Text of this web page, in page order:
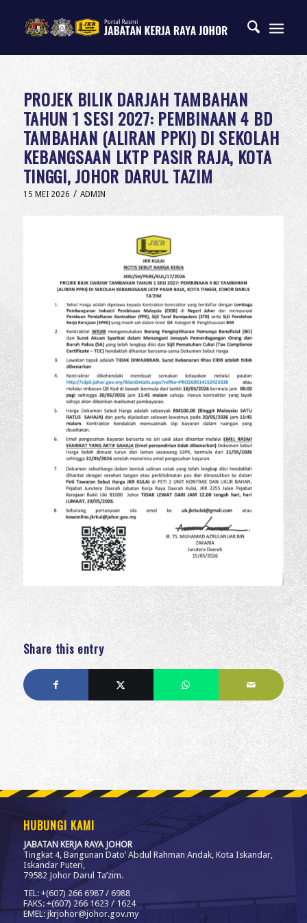
PROJEK BILIK DARJAH TAMBAHAN
TAHUN 1 SESI 2027: PEMBINAAN 4 BD
TAMBAHAN (ALIRAN PPKI) DI SEKOLAH
KEBANGSAAN LKTP PASIR RAJA, KOTA
TINGGI, JOHOR DARUL TAZIM
15 MEI 2026 / ADMIN
Share this entry
HUBUNGI KAMI
JABATAN KERJA RAYA JOHOR
Tingkat 4, Bangunan Dato’ Abdul Rahman Andak, Kota Iskandar,
Iskandar Puteri,
79582 Johor Darul Ta’zim.
TEL: +(607) 266 6987 / 6988
FAKS: +(607) 266 1623 / 1624
EMEL: jkrjohor@johor.gov.my